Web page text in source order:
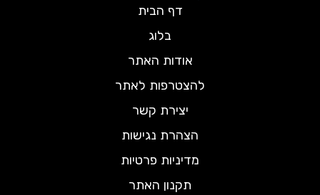
דף הבית
בלוג
אודות האתר
להצטרפות לאתר
יצירת קשר
הצהרת נגישות
מדיניות פרטיות
תקנון האתר